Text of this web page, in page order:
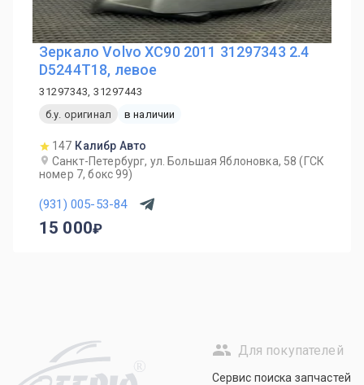
Зеркало Volvo XC90 2011 31297343 2.4
D5244T18, левое
31297343, 31297443
б.у. оригинал
в наличии
147 Калибр Авто
Санкт-Петербург, ул. Большая Яблоновка, 58 (ГСК
номер 7, бокс 99)
(931) 005-53-84
15 000
R
Для покупателей
Сервис поиска запчастей